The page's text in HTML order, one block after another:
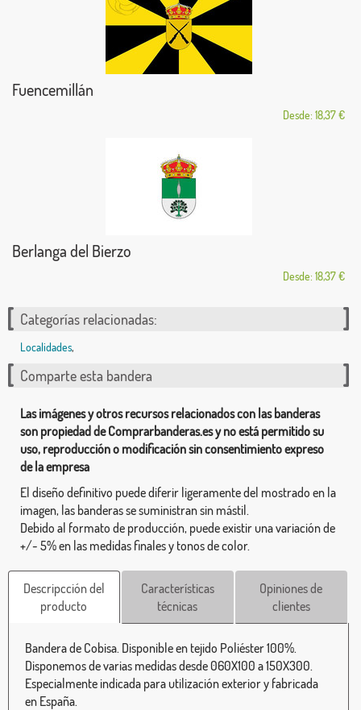
Fuencemillán
Desde: 18,37 €
Berlanga del Bierzo
Desde: 18,37 €
Categorías relacionadas:
Localidades,
Comparte esta bandera
Las imágenes y otros recursos relacionados con las banderas
son propiedad de Comprarbanderas.es y no está permitido su
uso, reproducción o modificación sin consentimiento expreso
de la empresa
El diseño definitivo puede diferir ligeramente del mostrado en la
imagen, las banderas se suministran sin mástil.
Debido al formato de producción, puede existir una variación de
+/- 5% en las medidas finales y tonos de color.
Descripcción del
producto
Características
técnicas
Opiniones de
clientes
Bandera de Cobisa. Disponible en tejido Poliéster 100%.
Disponemos de varias medidas desde 060X100 a 150X300.
Especialmente indicada para utilización exterior y fabricada
en España.